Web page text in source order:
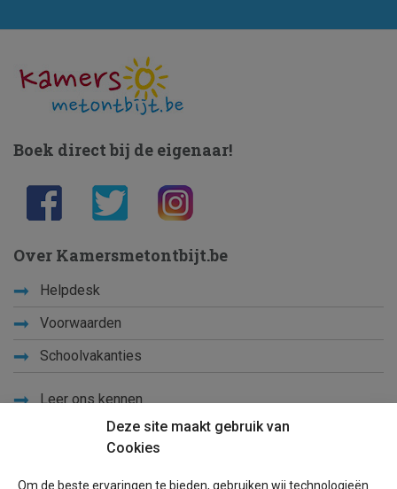
Deze site maakt gebruik van
Cookies
Om de beste ervaringen te bieden, gebruiken wij technologieën
Boek direct bij de eigenaar!
Over Kamersmetontbijt.be
Helpdesk
Voorwaarden
Schoolvakanties
Leer ons kennen